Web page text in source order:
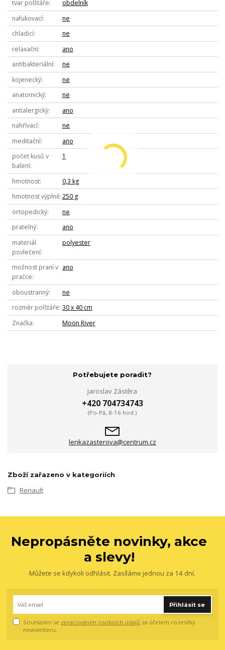
tvar polštáře
obdelník
nafukovací
ne
chladicí
ne
relaxační
ano
antibakteriální
ne
kojenecký
ne
anatomický
ne
antialergický
ano
nahřívací
ne
meditační
ano
počet kusů v
balení
1
hmotnost
0,3 kg
hmotnost výplně 250 g
ortopedický
ne
pratelný
ano
materiál
povlečení
polyester
možnost praní v
pračce
ano
oboustranný
ne
rozměr polštáře 30 x 40 cm
Značka
Moon River
Potřebujete poradit?
Jaroslav Zástěra
+420 704734743
(Po-Pá, 8-16 hod.)
lenkazasterova@centrum.cz
Zboží zařazeno v kategoriích
Renault
Nepropásněte novinky, akce
a slevy!
Můžete se kdykoli odhlásit. Zasíláme jednou za 14 dní.
Přihlásit se
Souhlasím se zpracováním osobních údajů za účelem rozesílky
newsletteru.